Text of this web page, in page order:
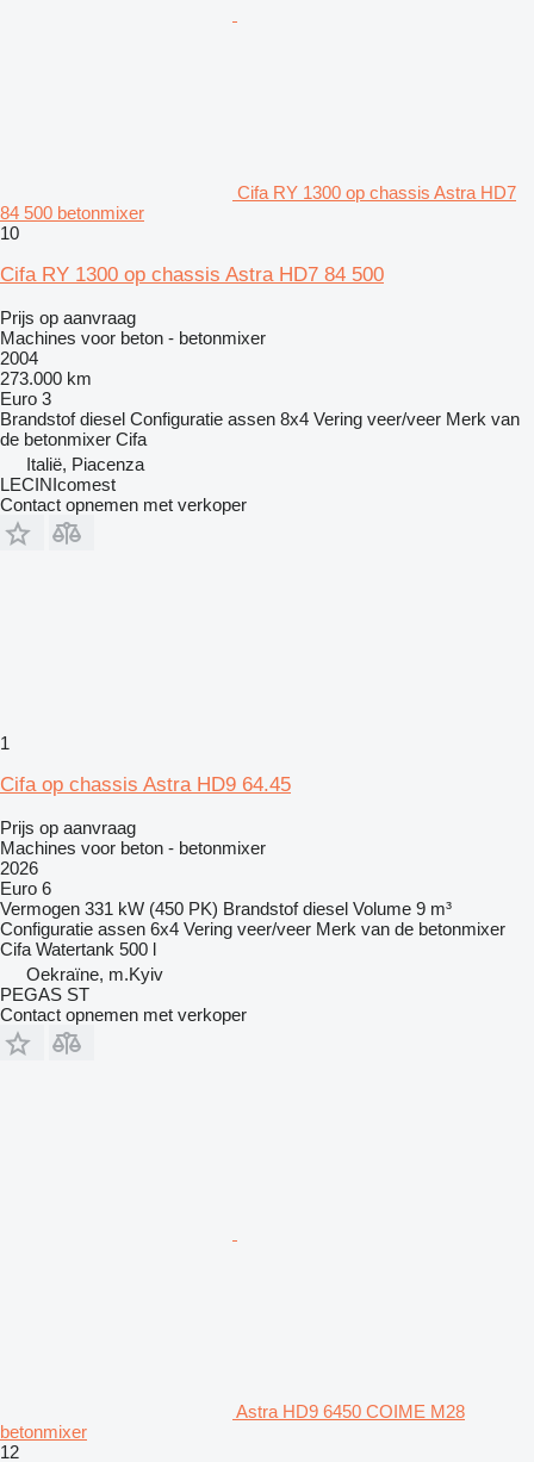
Cifa RY 1300 op chassis Astra HD7
84 500 betonmixer
10
Cifa RY 1300 op chassis Astra HD7 84 500
Prijs op aanvraag
Machines voor beton - betonmixer
2004
273.000 km
Euro 3
Brandstof diesel Configuratie assen 8x4 Vering veer/veer Merk van
de betonmixer Cifa
Italië, Piacenza
LECINIcomest
Contact opnemen met verkoper
1
Cifa op chassis Astra HD9 64.45
Prijs op aanvraag
Machines voor beton - betonmixer
2026
Euro 6
Vermogen 331 kW (450 PK) Brandstof diesel Volume 9 m³
Configuratie assen 6x4 Vering veer/veer Merk van de betonmixer
Cifa Watertank 500 l
Oekraïne, m.Kyiv
PEGAS ST
Contact opnemen met verkoper
Astra HD9 6450 COIME M28
betonmixer
12